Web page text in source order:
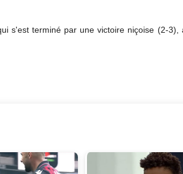
s'est terminé par une victoire niçoise (2-3),